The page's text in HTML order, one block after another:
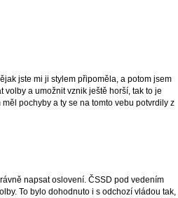
jste mi ji stylem připoměla, a potom jsem
a umožnit vznik ještě horší, tak to je
pochyby a ty se na tomto vebu potvrdily z
napsat oslovení. ČSSD pod vedením
To bylo dohodnuto i s odchozí vládou tak,